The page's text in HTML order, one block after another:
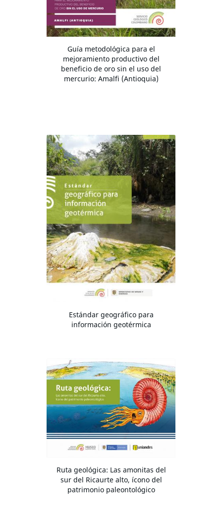
Guía metodológica para el
mejoramiento productivo del
beneficio de oro sin el uso del
mercurio: Amalfi (Antioquia)
Estándar geográfico para
información geotérmica
Ruta geológica: Las amonitas del
sur del Ricaurte alto, ícono del
patrimonio paleontológico